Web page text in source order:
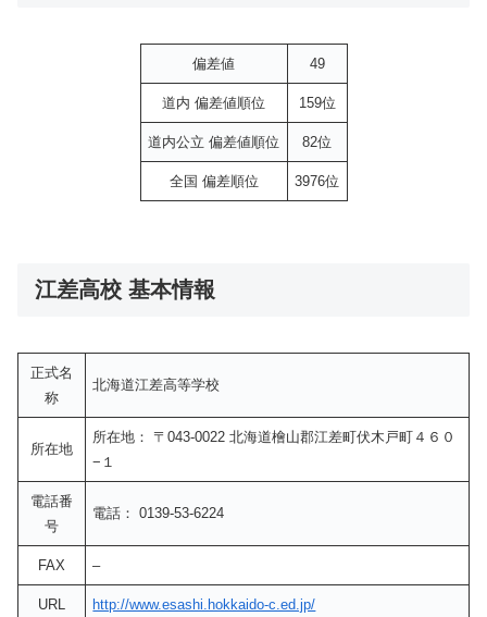
偏差値 49
道内 偏差値順位 159位
道内公立 偏差値順位 82位
全国 偏差順位 3976位
江差高校 基本情報
正式名
称
北海道江差高等学校
所在地
所在地： 〒043-0022 北海道檜山郡江差町伏木戸町４６０
−１
電話番
号
電話： 0139-53-6224
FAX –
URL http://www.esashi.hokkaido-c.ed.jp/